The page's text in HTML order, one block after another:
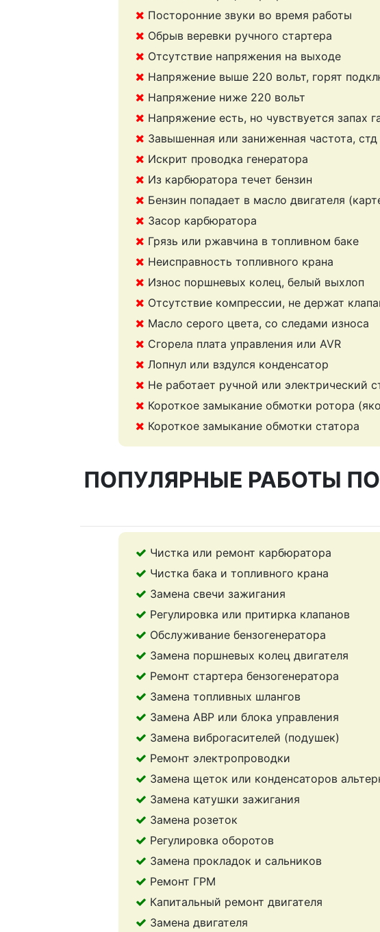
Посторонние звуки во время работы
Обрыв веревки ручного стартера
Отсутствие напряжения на выходе
Напряжение выше 220 вольт, горят
Напряжение ниже 220 вольт
Напряжение есть, но чувствуется запах
Завышенная или заниженная частота,
Искрит проводка генератора
Из карбюратора течет бензин
Бензин попадает в масло двигателя
Засор карбюратора
Грязь или ржавчина в топливном баке
Неисправность топливного крана
Износ поршневых колец, белый выхлоп
Отсутствие компрессии, не держат
Масло серого цвета, со следами износа
Сгорела плата управления или AVR
Лопнул или вздулся конденсатор
Не работает ручной или электрический
Короткое замыкание обмотки ротора
Короткое замыкание обмотки статора
ПОПУЛЯРНЫЕ РАБОТЫ
Чистка или ремонт карбюратора
Чистка бака и топливного крана
Замена свечи зажигания
Регулировка или притирка клапанов
Обслуживание бензогенератора
Замена поршневых колец двигателя
Ремонт стартера бензогенератора
Замена топливных шлангов
Замена АВР или блока управления
Замена виброгасителей (подушек)
Ремонт электропроводки
Замена щеток или конденсаторов
Замена катушки зажигания
Замена розеток
Регулировка оборотов
Замена прокладок и сальников
Ремонт ГРМ
Капитальный ремонт двигателя
Замена двигателя